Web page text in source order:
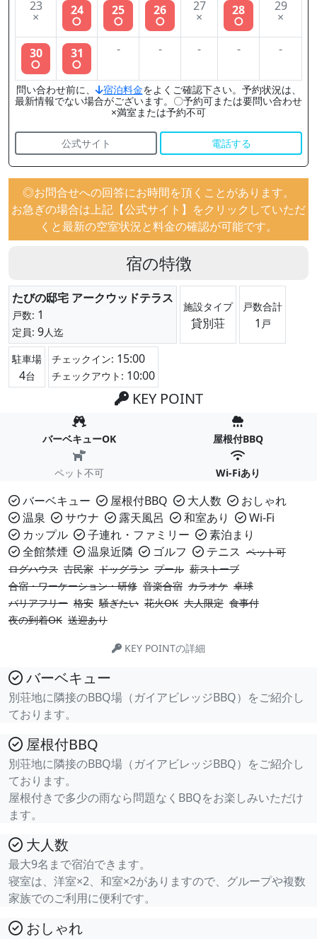
23
× 24
○
25
○
26
○
27
× 28
○
29
×
30
○
31
○
- - - - -
問い合わせ前に、 宿泊料金をよくご確認下さい。予約状況は、
最新情報でない場合がございます。〇予約可または要問い合わせ
×満室または予約不可
公式サイト 電話する
◎お問合せへの回答にお時間を頂くことがあります。
お急ぎの場合は上記【公式サイト】をクリックしていただ
くと最新の空室状況と料金の確認が可能です。
宿の特徴
たびの邸宅 アークウッドテラス
戸数: 1
定員: 9人迄
施設タイプ
貸別荘
戸数合計
1 戸
駐車場
4台
チェックイン: 15:00
チェックアウト: 10:00
KEY POINT
バーベキューOK 屋根付BBQ
ペット不可 Wi-Fiあり
バーベキュー 屋根付BBQ 大人数
おしゃれ
温泉
サウナ 露天風呂 和室あり
Wi-Fi
カップル
子連れ・ファミリー
素泊まり
全館禁煙
温泉近隣 ゴルフ テニス ペット可
ログハウス 古民家 ドッグラン プール 薪ストーブ
合宿・ワーケーション・研修 音楽合宿 カラオケ 卓球
バリアフリー 格安 騒ぎたい 花火OK 大人限定 食事付
夜の到着OK 送迎あり
KEY POINTの詳細
バーベキュー
別荘地に隣接のBBQ場（ガイアビレッジBBQ）をご紹介し
ております。
屋根付BBQ
別荘地に隣接のBBQ場（ガイアビレッジBBQ）をご紹介し
ております。
屋根付きで多少の雨なら問題なくBBQをお楽しみいただけ
ます。
大人数
最大9名まで宿泊できます。
寝室は、洋室×2、和室×2がありますので、グループや複数
家族でのご利用に便利です。
おしゃれ